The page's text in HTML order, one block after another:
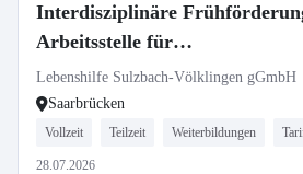
Interdisziplinäre
Arbeitsstelle für
Integrationspädagogik
Lebenshilfe Sulzbach-Völklingen gGmbH
Saarbrücken
Vollzeit Teilzeit Weiterbildungen
28.07.2026